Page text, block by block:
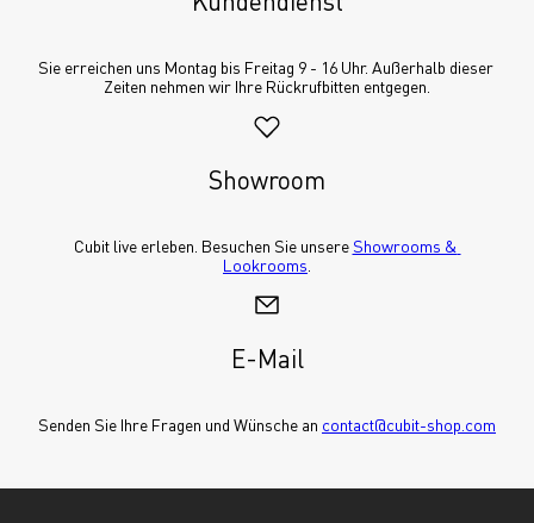
Sie erreichen uns Montag bis Freitag 9 - 16 Uhr. Außerhalb dieser
Zeiten nehmen wir Ihre Rückrufbitten entgegen.
Showroom
Cubit live erleben. Besuchen Sie unsere Showrooms &
Lookrooms
E-Mail
Senden Sie Ihre Fragen und Wünsche an contact@cubit-shop.com